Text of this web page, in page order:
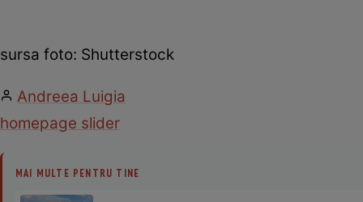
sursa foto: Shutterstock
Andreea Luigia
homepage slider
MAI MULTE PENTRU TINE